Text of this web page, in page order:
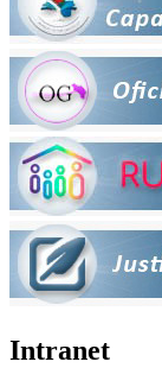
Intranet